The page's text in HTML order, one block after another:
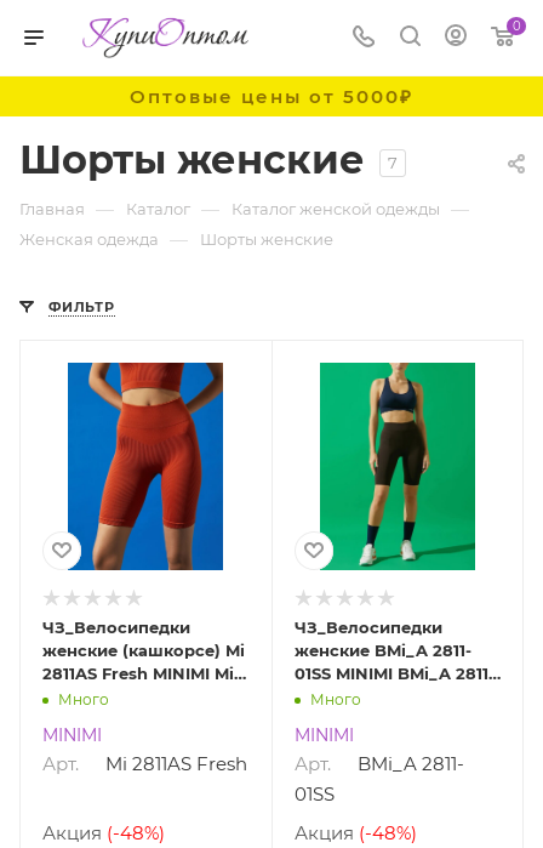
0
Оптовые цены от 5000₽
Шорты женские 7
Главная — Каталог — Каталог женской одежды —
Женская одежда — Шорты женские
ФИЛЬТР
ЧЗ_Велосипедки
женские (кашкорсе) Mi
2811AS Fresh MINIMI Mi
2811AS Fresh
Много
MINIMI
Арт. Mi 2811AS Fresh
Акция (-48%)
ЧЗ_Велосипедки
женские BMi_A 2811-
01SS MINIMI BMi_A 2811-
01SSМного
MINIMI
Арт.
BMi_A 2811-
01SS
Акция (-48%)